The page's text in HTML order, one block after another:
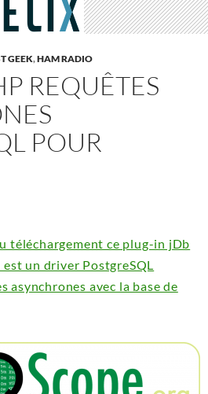
GEEK,HAM RADIO
REQUÊTES
POUR
téléchargement ce plug-in jDb
un driver PostgreSQL
asynchrones avec la base de